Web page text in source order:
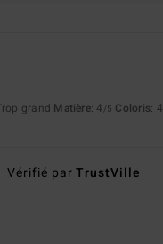
grand Matière: 4 /5 Coloris: 4
Vérifié parTrustVille